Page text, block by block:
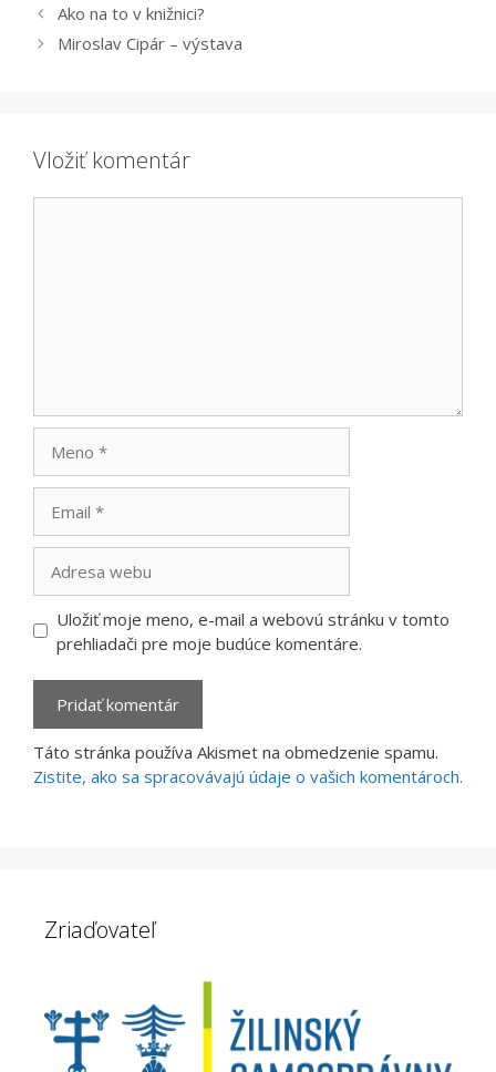
Ako na to v knižnici?
Miroslav Cipár – výstava
Vložiť komentár
webu
Uložiť moje meno, e-mail a webovú stránku v tomto
prehliadači pre moje budúce komentáre.
Táto stránka používa Akismet na obmedzenie spamu.
Zistite, ako sa spracovávajú údaje o vašich komentároch.
Zriaďovateľ